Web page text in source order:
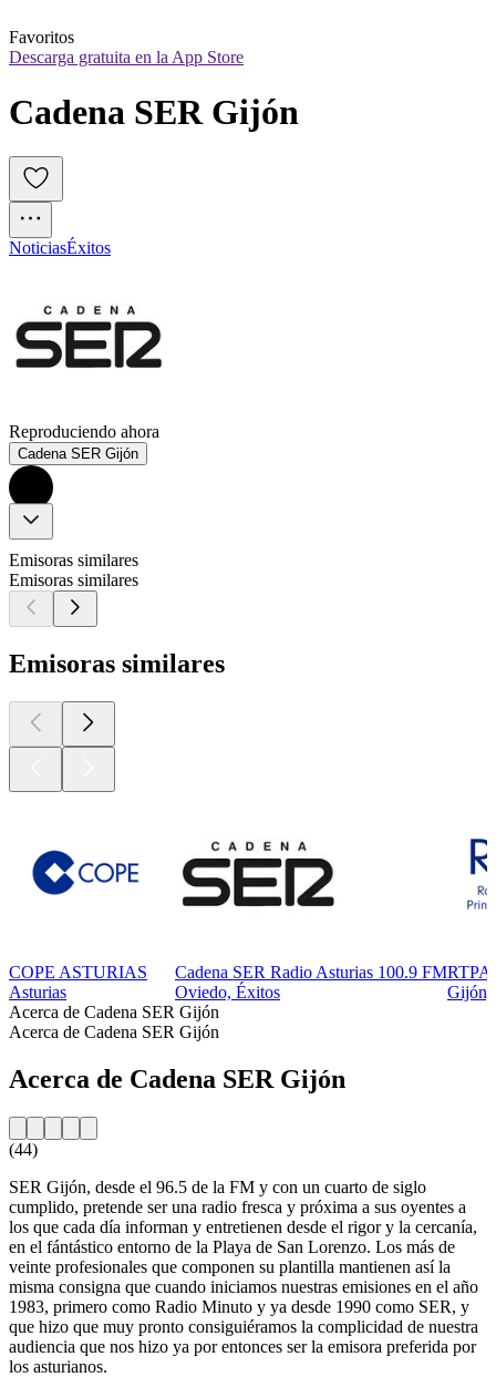
Favoritos
Descarga gratuita en la App Store
Cadena SER Gijón
NoticiasÉxitos
Reproduciendo ahora
Cadena SER Gijón
Emisoras similares
Emisoras similares
Emisoras similares
COPE ASTURIAS
Asturias
Cadena SER Radio Asturias 100.9 FM
Oviedo, Éxitos
RTPA
Gijón,
Acerca de Cadena SER Gijón
Acerca de Cadena SER Gijón
Acerca de Cadena SER Gijón
(44)
SER Gijón, desde el 96.5 de la FM y con un cuarto de siglo
cumplido, pretende ser una radio fresca y próxima a sus oyentes a
los que cada día informan y entretienen desde el rigor y la cercanía,
en el fántástico entorno de la Playa de San Lorenzo. Los más de
veinte profesionales que componen su plantilla mantienen así la
misma consigna que cuando iniciamos nuestras emisiones en el año
1983, primero como Radio Minuto y ya desde 1990 como SER, y
que hizo que muy pronto consiguiéramos la complicidad de nuestra
audiencia que nos hizo ya por entonces ser la emisora preferida por
los asturianos.